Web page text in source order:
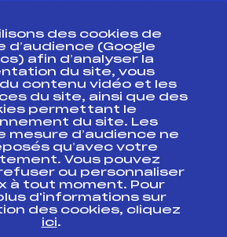
fédéral
fédéral
Formation, Suivi
professionnel
des cookies de
d’audience (Google
afin d’analyser la
du site, vous
contenu vidéo et les
du site, ainsi que des
permettant le
du site. Les
mesure d’audience ne
qu’avec votre
Vous pouvez
ou personnaliser
à tout moment. Pour
d'informations sur
des cookies, cliquez
ici.